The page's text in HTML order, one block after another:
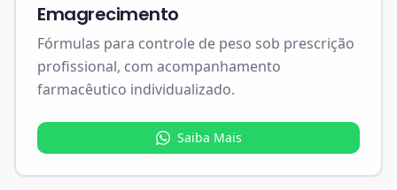
Emagrecimento
Fórmulas para controle de peso sob prescrição
profissional, com acompanhamento
farmacêutico individualizado.
Saiba Mais